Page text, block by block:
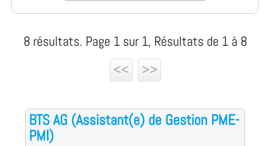
8 résultats. Page 1 sur 1, Résultats de 1 à 8
<<
>>
BTS AG (Assistant(e) de Gestion PME-
PMI)